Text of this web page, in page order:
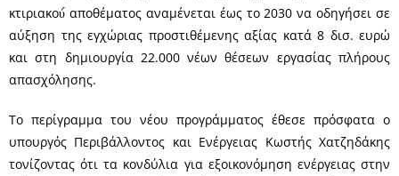
κτιριακού́ αποθέματος αναμένεται έως το 2030 να οδηγήσει σε
αύξηση της εγχώριας προστιθέμενης αξίας κατά 8 δισ. ευρώ
και στη δημιουργία 22.000 νέων θέσεων εργασίας πλήρους
απασχόλησης.
Το περίγραμμα του νέου προγράμματος έθεσε πρόσφατα ο
υπουργός Περιβάλλοντος και Ενέργειας Κωστής Χατζηδάκης
τονίζοντας ότι τα κονδύλια για εξοικονόμηση ενέργειας στην